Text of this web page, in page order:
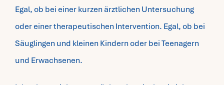
Egal, ob bei einer kurzen ärztlichen Untersuchung
oder einer therapeutischen Intervention. Egal, ob bei
Säuglingen und kleinen Kindern oder bei Teenagern
und Erwachsenen.